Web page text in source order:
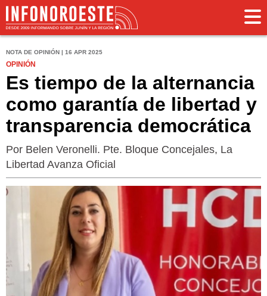
NOTA DE OPINIÓN | 16 APR 2025
OPINIÓN
Es tiempo de la alternancia
como garantía de libertad y
transparencia democrática
Por Belen Veronelli. Pte. Bloque Concejales, La
Libertad Avanza Oficial